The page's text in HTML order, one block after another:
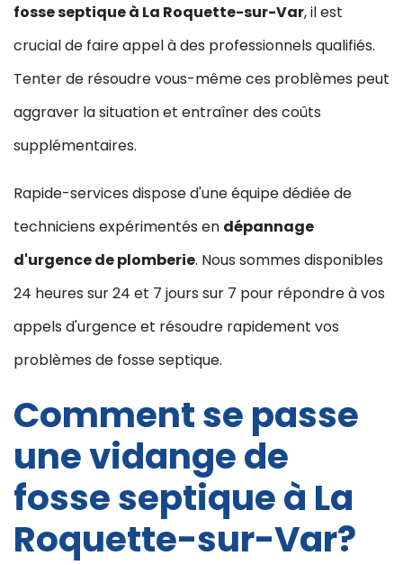
fosse septique à La Roquette-sur-Var, il est
crucial de faire appel à des professionnels qualifiés.
Tenter de résoudre vous-même ces problèmes peut
aggraver la situation et entraîner des coûts
supplémentaires.
Rapide-services dispose d'une équipe dédiée de
techniciens expérimentés en dépannage
d'urgence de plomberie. Nous sommes disponibles
24 heures sur 24 et 7 jours sur 7 pour répondre à vos
appels d'urgence et résoudre rapidement vos
problèmes de fosse septique.
Comment se passe
une vidange de
fosse septique à La
Roquette-sur-Var?